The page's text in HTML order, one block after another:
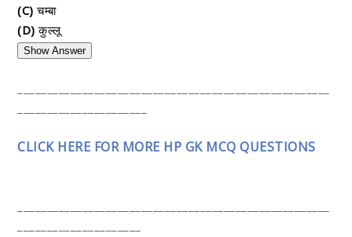
(C) चम्बा
(D) कुल्लू
Show Answer
CLICK HERE FOR MORE HP GK MCQ QUESTIONS